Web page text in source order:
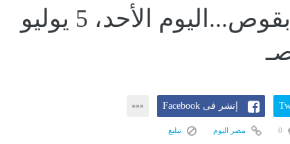
والمستدامة بقوص...اليوم الأحد، 5 يوليو
إنشر فى Facebook
مصر اليوم تبليغ